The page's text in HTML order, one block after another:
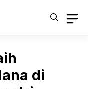
di